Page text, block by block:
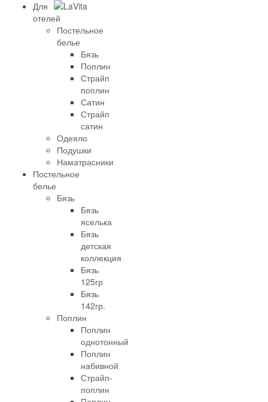
Для
отелей
Постельное
белье
Бязь
Поплин
Страйп
поплин
Сатин
Страйп
сатин
Одеяло
Подушки
Наматрасники
Постельное
белье
Бязь
Бязь
яселька
Бязь
детская
коллекция
Бязь
125гр
Бязь
142гр.
Поплин
Поплин
однотонный
Поплин
набивной
Страйп-
поплин